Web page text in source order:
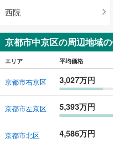
西院
京都市中京区の周辺地域
エリア 平均価格
京都市右京区 3,027万円
京都市左京区 5,393万円
京都市北区 4,586万円